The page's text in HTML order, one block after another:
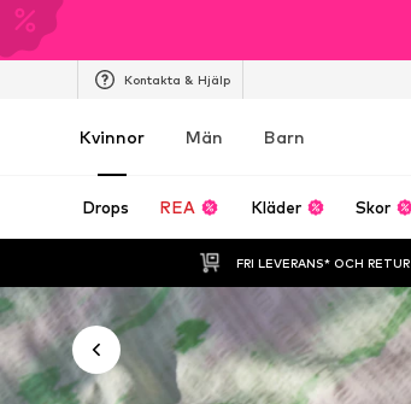
Kontakta & Hjälp
Kvinnor Män Barn
Drops REA Kläder Skor
FRI LEVERANS* OCH RETUR